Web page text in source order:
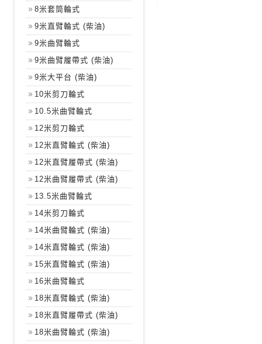
8米套筒輪式
9米直臂輪式 (柴油)
9米曲臂輪式
9米曲臂履帶式 (柴油)
9米大平台 (柴油)
10米剪刀輪式
10.5米曲臂輪式
12米剪刀輪式
12米直臂輪式 (柴油)
12米直臂履帶式 (柴油)
12米曲臂履帶式 (柴油)
13.5米曲臂輪式
14米剪刀輪式
14米曲臂輪式 (柴油)
14米直臂輪式 (柴油)
15米直臂輪式 (柴油)
16米曲臂輪式
18米直臂輪式 (柴油)
18米直臂履帶式 (柴油)
18米曲臂輪式 (柴油)